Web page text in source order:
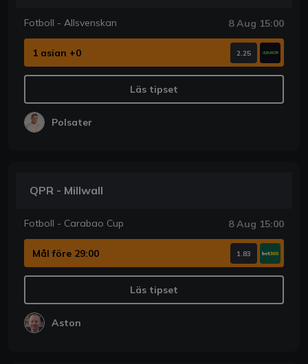
Fotboll - Allsvenskan 8 Aug 15:00
1 asian +0 2.25
Läs tipset
Polsater
QPR - Millwall
Fotboll - Carabao Cup 8 Aug 15:00
Mål före 29:00 1.83
Läs tipset
Aston